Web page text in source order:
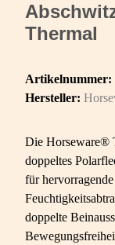
Thermal
Artikelnummer:
Hersteller:
Die Horseware®
doppeltes
für
doppelte